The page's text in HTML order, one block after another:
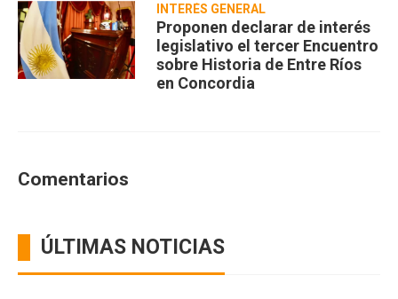
INTERÉS GENERAL
Proponen declarar de interés
legislativo el tercer Encuentro
sobre Historia de Entre Ríos
en Concordia
Comentarios
ÚLTIMAS NOTICIAS